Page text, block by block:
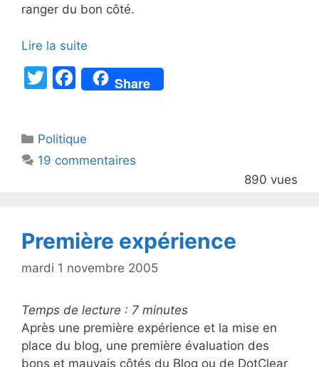
ranger du bon côté.
Lire la suite
T
er
F
a
e
b
k
Share
Catégories
Politique
19 commentaires
890 vues
Première expérience
mardi 1 novembre 2005
Temps de lecture : 7 minutes
Après une première expérience et la mise en
place du blog, une première évaluation des
bons et mauvais côtés du Blog ou de DotClear